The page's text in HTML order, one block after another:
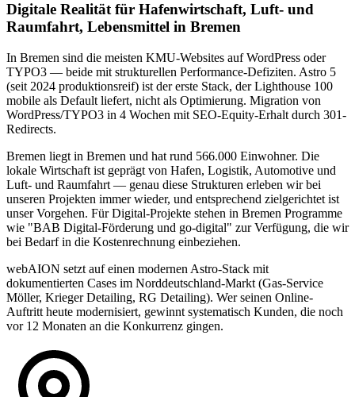
Digitale Realität für Hafenwirtschaft, Luft- und
Raumfahrt, Lebensmittel in Bremen
In Bremen sind die meisten KMU-Websites auf WordPress oder
TYPO3 — beide mit strukturellen Performance-Defiziten. Astro 5
(seit 2024 produktionsreif) ist der erste Stack, der Lighthouse 100
mobile als Default liefert, nicht als Optimierung. Migration von
WordPress/TYPO3 in 4 Wochen mit SEO-Equity-Erhalt durch 301-
Redirects.
Bremen liegt in Bremen und hat rund 566.000 Einwohner. Die
lokale Wirtschaft ist geprägt von Hafen, Logistik, Automotive und
Luft- und Raumfahrt — genau diese Strukturen erleben wir bei
unseren Projekten immer wieder, und entsprechend zielgerichtet ist
unser Vorgehen. Für Digital-Projekte stehen in Bremen Programme
wie "BAB Digital-Förderung und go-digital" zur Verfügung, die wir
bei Bedarf in die Kostenrechnung einbeziehen.
webAION setzt auf einen modernen Astro-Stack mit
dokumentierten Cases im Norddeutschland-Markt (Gas-Service
Möller, Krieger Detailing, RG Detailing). Wer seinen Online-
Auftritt heute modernisiert, gewinnt systematisch Kunden, die noch
vor 12 Monaten an die Konkurrenz gingen.